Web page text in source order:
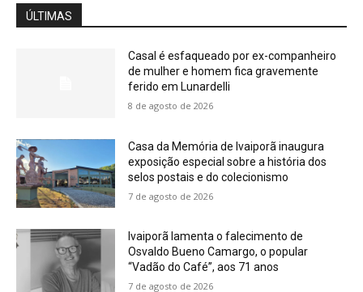
ÚLTIMAS
Casal é esfaqueado por ex-companheiro
de mulher e homem fica gravemente
ferido em Lunardelli
8 de agosto de 2026
Casa da Memória de Ivaiporã inaugura
exposição especial sobre a história dos
selos postais e do colecionismo
7 de agosto de 2026
Ivaiporã lamenta o falecimento de
Osvaldo Bueno Camargo, o popular
“Vadão do Café”, aos 71 anos
7 de agosto de 2026